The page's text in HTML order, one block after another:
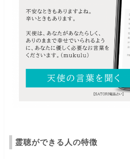
霊聴ができる人の特徴